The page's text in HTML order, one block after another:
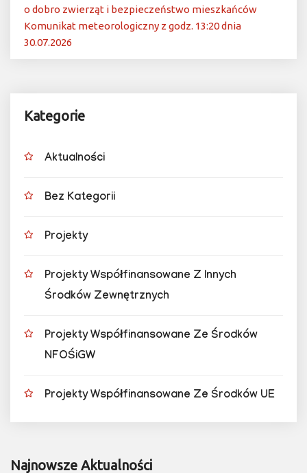
o dobro zwierząt i bezpieczeństwo mieszkańców
Komunikat meteorologiczny z godz. 13:20 dnia
30.07.2026
Kategorie
Aktualności
Bez Kategorii
Projekty
Projekty Współfinansowane Z Innych
Środków Zewnętrznych
Projekty Współfinansowane Ze Środków
NFOŚiGW
Projekty Współfinansowane Ze Środków UE
Najnowsze Aktualności